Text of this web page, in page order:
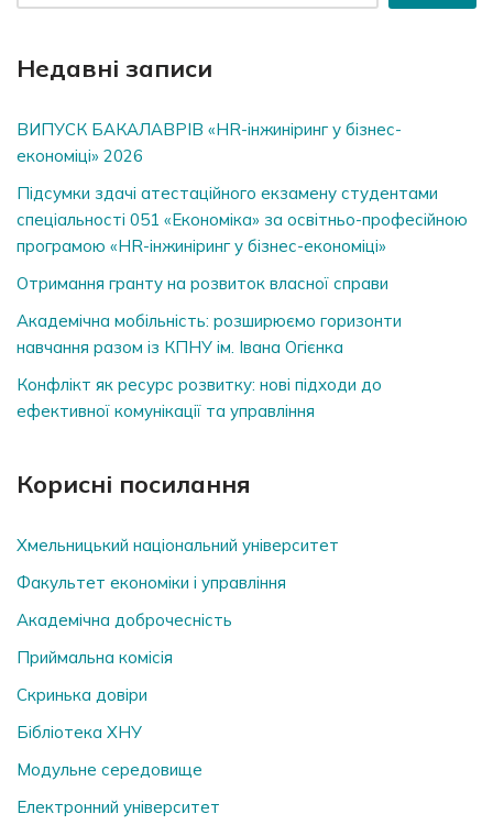
Недавні записи
ВИПУСК БАКАЛАВРІВ «HR-інжиніринг у бізнес-
економіці» 2026
Підсумки здачі атестаційного екзамену студентами
спеціальності 051 «Економіка» за освітньо-професійною
програмою «HR-інжиніринг у бізнес-економіці»
Отримання гранту на розвиток власної справи
Академічна мобільність: розширюємо горизонти
навчання разом із КПНУ ім. Івана Огієнка
Конфлікт як ресурс розвитку: нові підходи до
ефективної комунікації та управління
Корисні посилання
Хмельницький національний університет
Факультет економіки і управління
Академічна доброчесність
Приймальна комісія
Скринька довiри
Бібліотека ХНУ
Модульне середовище
Електронний університет